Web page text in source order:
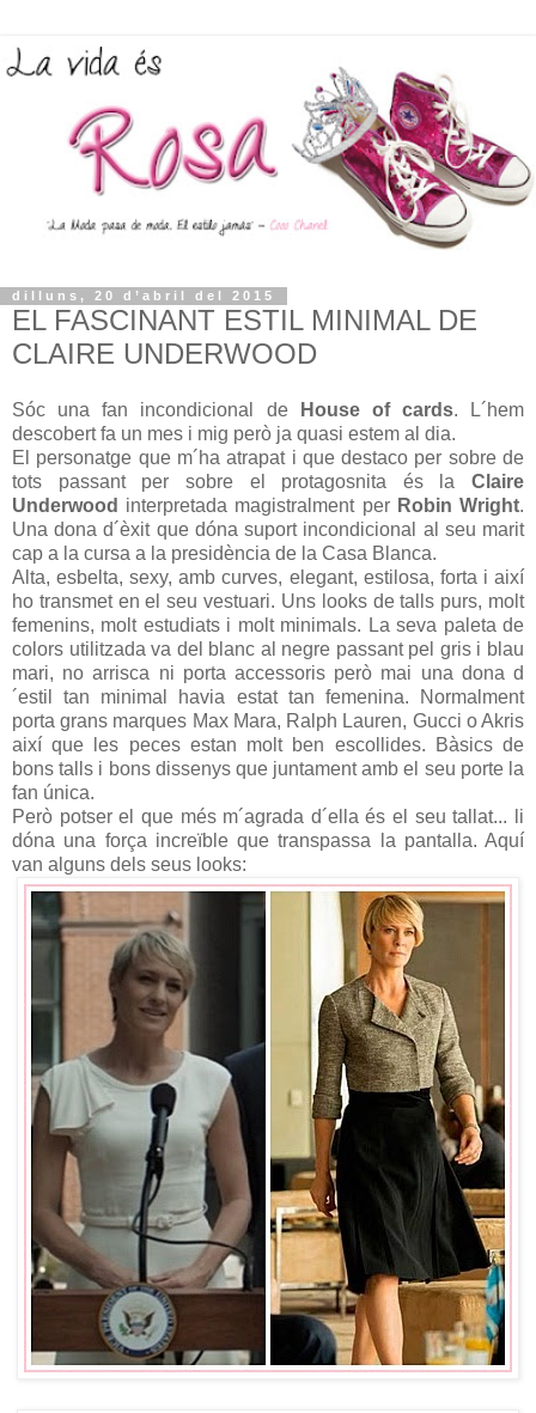
dilluns, 20 d’abril del 2015
EL FASCINANT ESTIL MINIMAL DE
CLAIRE UNDERWOOD
Sóc una fan incondicional deHouse of cards. L´hem
descobert fa un mes i mig però ja quasi estem al dia.
El personatge que m´ha atrapat i que destaco per sobre de
tots passant per sobre el protagosnita és la Claire
Underwood interpretada magistralment per Robin Wright.
Una dona d´èxit que dóna suport incondicional al seu marit
cap a la cursa a la presidència de la Casa Blanca.
Alta, esbelta, sexy, amb curves, elegant, estilosa, forta i així
ho transmet en el seu vestuari. Uns looks de talls purs, molt
femenins, molt estudiats i molt minimals. La seva paleta de
colors utilitzada va del blanc al negre passant pel gris i blau
mari, no arrisca ni porta accessoris però mai una dona d
´estil tan minimal havia estat tan femenina. Normalment
porta grans marques Max Mara, Ralph Lauren, Gucci o Akris
així que les peces estan molt ben escollides. Bàsics de
bons talls i bons dissenys que juntament amb el seu porte la
fan única.
Però potser el que més m´agrada d´ella és el seu tallat... li
dóna una força increïble que transpassa la pantalla. Aquí
van alguns dels seus looks: